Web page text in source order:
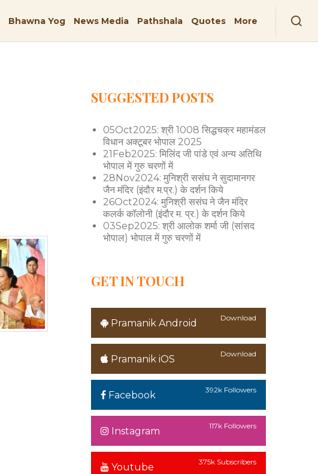
Bhawna Yog News Media Pathshala Quotes More
SUGGESTED POSTS
05Oct2025: श्री 1008 सिद्धचक्र महामंडल
विधान अक्टूबर भोपाल 2025
21Feb2025: मिलिंद जी पांडे एवं अन्य अतिथि
भोपाल में गुरु चरणों में
28Nov2024: मुनिश्री ससंघ ने सुदामानगर
जैन मंदिर (इंदौर म.प्र.) के दर्शन किये
26Oct2024: मुनिश्री ससंघ ने जैन मंदिर
कलर्क कॉलोनी (इंदौर म. प्र.) के दर्शन किये
03Sep2025: श्री आलोक शर्मा जी (सांसद
भोपाल) भोपाल में गुरु चरणों में
GET IN TOUCH
Pramanik Android Download
Pramanik iOS Download
Facebook 392k Followers
Instagram 117k Followers
Youtube 375k Subscribers